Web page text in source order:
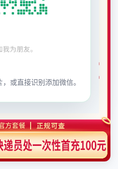
或直接识别添加微信。